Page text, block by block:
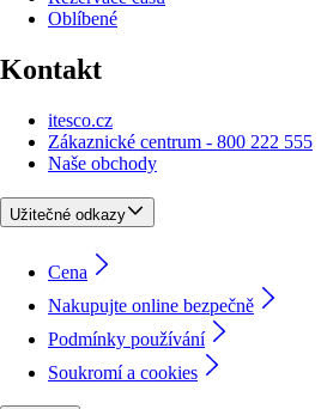
Oblíbené
Kontakt
itesco.cz
Zákaznické centrum - 800 222 555
Naše obchody
Užitečné odkazy
Cena
Nakupujte online bezpečně
Podmínky používání
Soukromí a cookies